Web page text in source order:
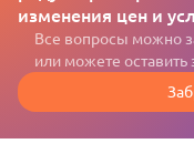
изменения цен и
Все вопросы можно
или можете оставить